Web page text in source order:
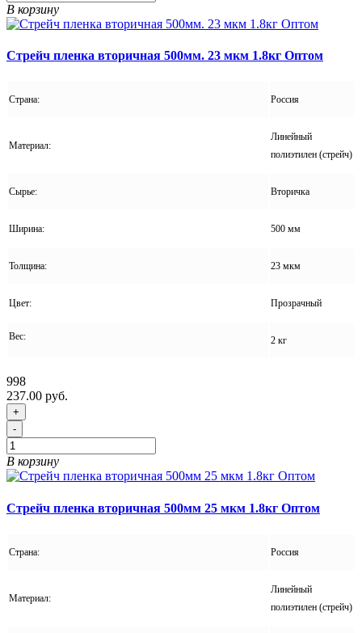
В корзину
Стрейч пленка вторичная 500мм. 23 мкм 1.8кг Оптом
Страна: Россия
Материал:
Линейный
полиэтилен (стрейч)
Сырье: Вторичка
Ширина: 500 мм
Толщина: 23 мкм
Цвет: Прозрачный
Вес: 2 кг
998
237.00 руб.
+
-
В корзину
Стрейч пленка вторичная 500мм 25 мкм 1.8кг Оптом
Страна: Россия
Материал:
Линейный
полиэтилен (стрейч)